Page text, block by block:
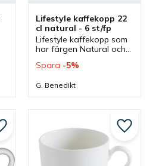
Lifestyle kaffekopp 22
cl natural - 6 st/fp
Lifestyle kaffekopp som
har färgen Natural och
En kopp som ihop med
cafe, restaurang och i
Spara 5%
G. Benedikt
till i favoriter Lägg